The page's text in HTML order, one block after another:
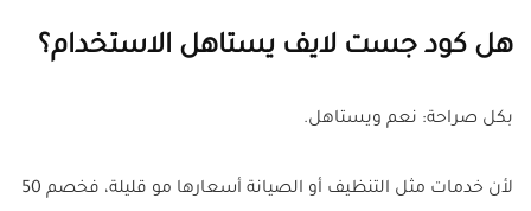
هل كود جست لايف يستاهل الاستخدام؟
بكل صراحة: نعم ويستاهل.
لأن خدمات مثل التنظيف أو الصيانة أسعارها مو قليلة، فخصم 50